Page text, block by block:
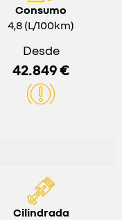
Consumo
4,8 (L/100km)
Desde
42.849 €
Cilindrada